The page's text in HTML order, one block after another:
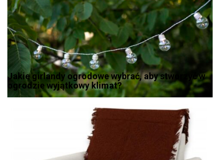
Jakie girlandy ogrodowe wybrać, aby stworzyć w
ogrodzie wyjątkowy klimat?